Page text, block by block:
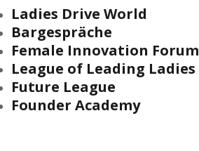
Ladies Drive World
Bargespräche
Female Innovation Forum
League of Leading Ladies
Future League
Founder Academy